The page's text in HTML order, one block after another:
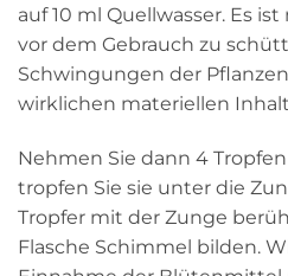
auf 10 ml Quellwasser. Es
vor dem Gebrauch zu
Schwingungen der
wirklichen materiellen
Nehmen Sie dann 4
tropfen Sie sie unter die
Tropfer mit der Zunge
Flasche Schimmel bilden.